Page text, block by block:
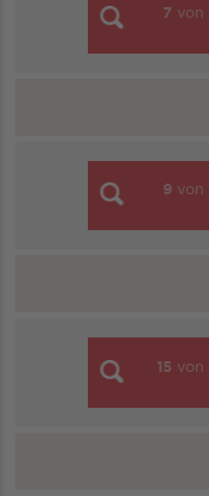
7 von
9 von
15 von